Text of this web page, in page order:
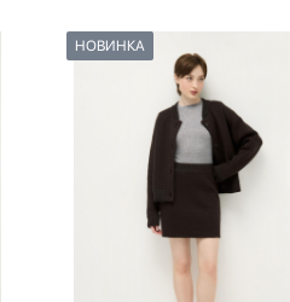
НОВИНКА